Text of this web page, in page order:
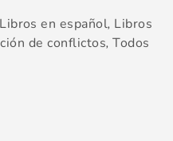
Libros en español, Libros
de conflictos,Todos